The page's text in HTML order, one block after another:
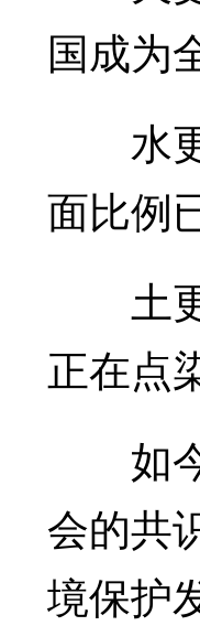
国成为
水更
面比例
土更
正在点
如今
会的共
境保护